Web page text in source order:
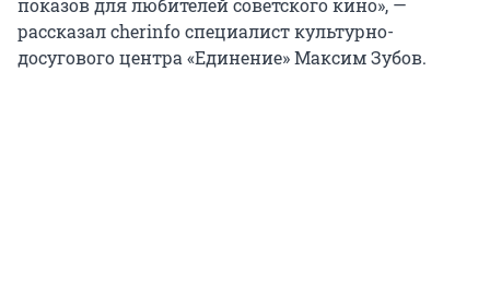
показов для любителей советского кино», —
рассказал cherinfo специалист культурно-
досугового центра «Единение» Максим Зубов.